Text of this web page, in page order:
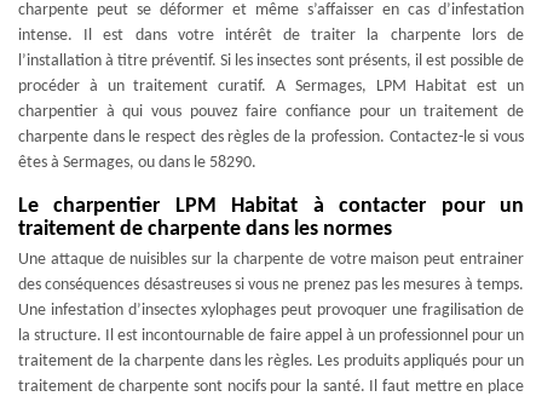
charpente peut se déformer et même s’affaisser en cas d’infestation
intense. Il est dans votre intérêt de traiter la charpente lors de
l’installation à titre préventif. Si les insectes sont présents, il est possible de
procéder à un traitement curatif. A Sermages, LPM Habitat est un
charpentier à qui vous pouvez faire confiance pour un traitement de
charpente dans le respect des règles de la profession. Contactez-le si vous
êtes à Sermages, ou dans le 58290.
Le charpentier LPM Habitat à contacter pour un
traitement de charpente dans les normes
Une attaque de nuisibles sur la charpente de votre maison peut entrainer
des conséquences désastreuses si vous ne prenez pas les mesures à temps.
Une infestation d’insectes xylophages peut provoquer une fragilisation de
la structure. Il est incontournable de faire appel à un professionnel pour un
traitement de la charpente dans les règles. Les produits appliqués pour un
traitement de charpente sont nocifs pour la santé. Il faut mettre en place